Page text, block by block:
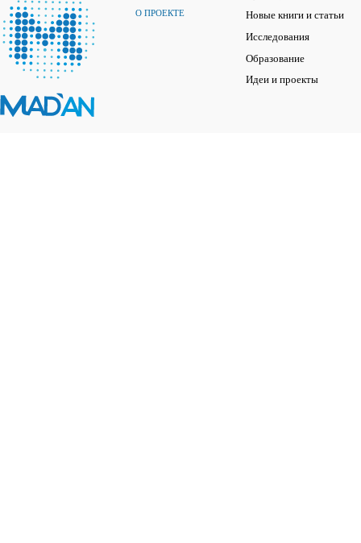
О ПРОЕКТЕ
Новые книги и статьи
Исследования
Образование
Идеи и проекты